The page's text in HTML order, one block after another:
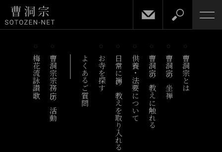
梅花流詠讃歌 曹洞宗宗務庁の活動 よくあるご質問 お寺を探す 日常に禅の教えを取り入れる供養・法要について曹洞宗の教えに触れる 曹洞宗の坐禅 曹洞宗とは